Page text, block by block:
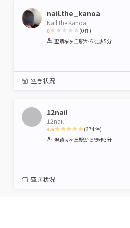
nail.the_kanoa
Nail the Kanoa
0
1 2 3 4 5
(0件)
聖蹟桜ヶ丘駅から徒歩5分
空き状況
12nail
12nail
4.6
1 2 3 4 5
(374件)
聖蹟桜ヶ丘駅から徒歩3分
空き状況